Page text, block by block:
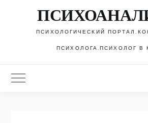
ПСИХОЛОГИЧЕСКИЙ
ПСИХОЛОГА.ПСИХОЛОГ В
Toggle Main Menu